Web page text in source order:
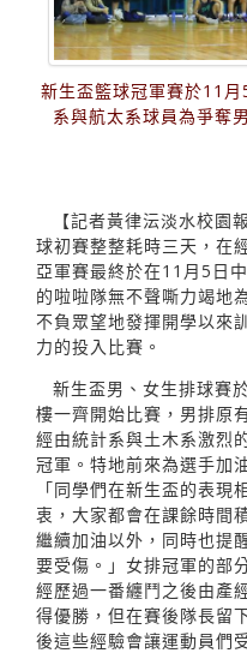
新生盃籃球冠軍賽於11
系與航太系球員為爭奪
【記者黃律沄淡水校
球初賽整整耗時三天，在
亞軍賽最終於在11月5日
的啦啦隊無不聲嘶力竭地
不負眾望地發揮開學以來
力的投入比賽。
新生盃男、女生排球賽
樓一齊開始比賽，男排原
經由統計系與土木系激烈
冠軍。特地前來為選手加
「同學們在新生盃的表
衷，大家都會在課餘時間
繼續加油以外，同時也提
要受傷。」女排冠軍的部
經歷過一番纏鬥之後由產
得優勝，但在賽後隊長留
後這些經驗會讓運動員們